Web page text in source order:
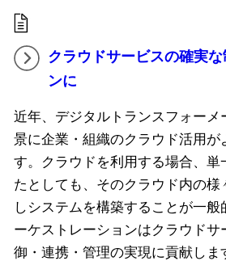
クラウドサービスの確実
ンに
近年、デジタルトランスフォーメ
景に企業・組織のクラウド活用が
す。クラウドを利用する場合、単
たとしても、そのクラウド内の様
しシステムを構築することが一般
ーケストレーションはクラウドサ
御・連携・管理の実現に貢献しま